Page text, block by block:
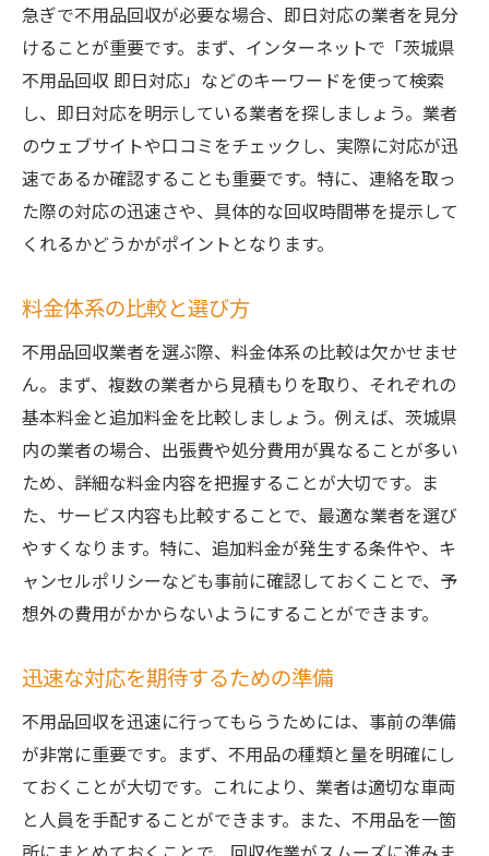
即日回収サービスを利用するメリット
引っ越し業者との連携方法
不用品回収にかかる時間の目安
不要品のリストアップと事前準備
最適な予約タイミングと方法
突然の大掃除でも安心！茨城県での不用品回収
活用術
効率的な大掃除のスケジュール作成の方法
大掃除時に出る不用品の分類方法
不用品回収業者に依頼する際のチェックリ
スト
不用品回収と同時にできるリサイクル方法
当日でも対応可能な業者の見つけ方
茨城県で即日不用品回収を成功させるための業
者選びのコツ
信頼できる業者の見極め方
即日対応業者の選定基準
見積もりの取り方と確認事項
契約前に確認すべき注意点
トラブル回避のためのポイント
茨城県での急な不用品回収に役立つ便利なサー
急ぎで不用品回収が必要な場合、即日対応の業者を見分
けることが重要です。まず、インターネットで「茨城県
不用品回収 即日対応」などのキーワードを使って検索
し、即日対応を明示している業者を探しましょう。業者
のウェブサイトや口コミをチェックし、実際に対応が迅
速であるか確認することも重要です。特に、連絡を取っ
た際の対応の迅速さや、具体的な回収時間帯を提示して
くれるかどうかがポイントとなります。
料金体系の比較と選び方
不用品回収業者を選ぶ際、料金体系の比較は欠かせませ
ん。まず、複数の業者から見積もりを取り、それぞれの
基本料金と追加料金を比較しましょう。例えば、茨城県
内の業者の場合、出張費や処分費用が異なることが多い
ため、詳細な料金内容を把握することが大切です。ま
た、サービス内容も比較することで、最適な業者を選び
やすくなります。特に、追加料金が発生する条件や、キ
ャンセルポリシーなども事前に確認しておくことで、予
想外の費用がかからないようにすることができます。
迅速な対応を期待するための準備
不用品回収を迅速に行ってもらうためには、事前の準備
が非常に重要です。まず、不用品の種類と量を明確にし
ておくことが大切です。これにより、業者は適切な車両
と人員を手配することができます。また、不用品を一箇